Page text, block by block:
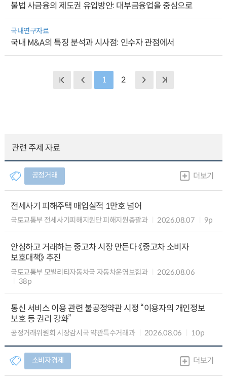
불법 사금융의 제도권 유입방안: 대부금융업을 중심으로
국내연구자료
국내 M&A의 특징 분석과 시사점: 인수자 관점에서
1 2
관련 주제 자료
공정거래 더보기
전세사기 피해주택 매입실적 1만호 넘어
국토교통부 전세사기피해지원단 피해지원총괄과 2026.08.07 9p
안심하고 거래하는 중고차 시장 만든다 《중고차 소비자
보호대책》 추진
국토교통부 모빌리티자동차국 자동차운영보험과
2026.08.06
38p
통신 서비스 이용 관련 불공정약관 시정 “이용자의 개인정보
보호 등 권리 강화”
공정거래위원회 시장감시국 약관특수거래과 2026.08.06 10p
소비자경제 더보기